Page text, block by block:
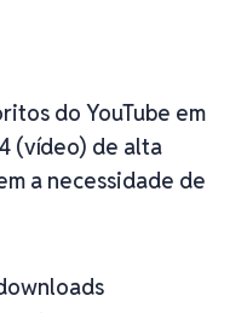
do YouTube em
(vídeo) de alta
a necessidade de